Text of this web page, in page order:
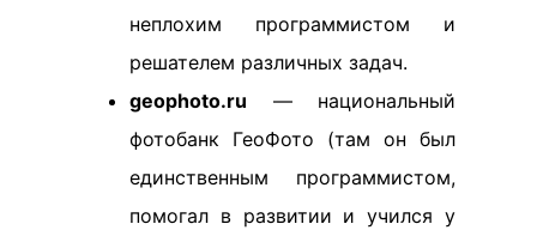
неплохим программистом и
решателем различных задач.
geophoto.ru — национальный
фотобанк ГеоФото (там он был
единственным программистом,
помогал в развитии и учился у